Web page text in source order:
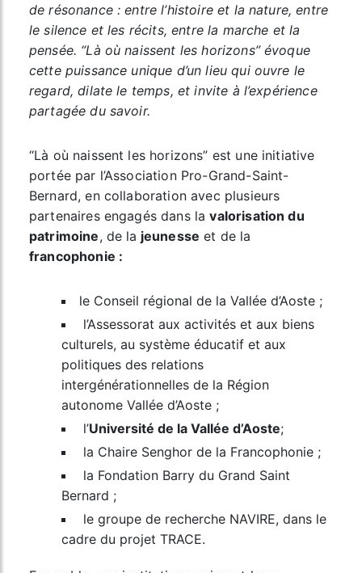
de résonance : entre l’histoire et la nature, entre
le silence et les récits, entre la marche et la
pensée. “Là où naissent les horizons” évoque
cette puissance unique d’un lieu qui ouvre le
regard, dilate le temps, et invite à l’expérience
partagée du savoir.
“Là où naissent les horizons” est une initiative
portée par l’Association Pro-Grand-Saint-
Bernard, en collaboration avec plusieurs
partenaires engagés dans lavalorisation du
patrimoine, de la jeunesse et de la
francophonie :
le Conseil régional de la Vallée d’Aoste ;
l’Assessorat aux activités et aux biens
culturels, au système éducatif et aux
politiques des relations
intergénérationnelles de la Région
autonome Vallée d’Aoste ;
l’Université de la Vallée d’Aoste;
la Chaire Senghor de la Francophonie ;
la Fondation Barry du Grand Saint
Bernard ;
le groupe de recherche NAVIRE, dans le
cadre du projet TRACE.